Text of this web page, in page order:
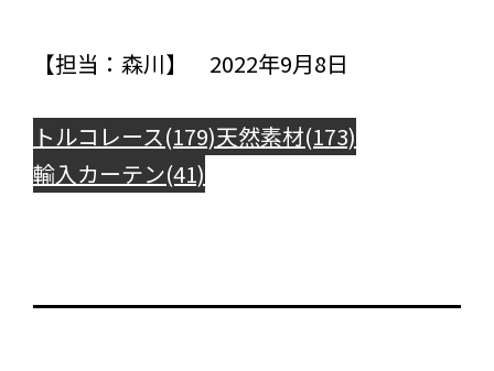
【担当：森川】 2022年9月8日
トルコレース(179)天然素材(173)
輸入カーテン(41)